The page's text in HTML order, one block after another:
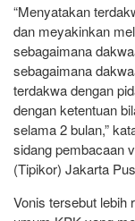
“Menyatakan
dan meyakinkan
sebagaimana
sebagaimana
terdakwa dengan
dengan ketentuan
selama 2 bulan,”
sidang pembacaan
(Tipikor) Jakarta
Vonis tersebut lebih